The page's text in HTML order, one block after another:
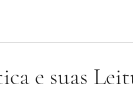
e suas